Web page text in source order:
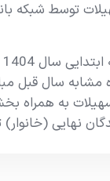
تسهیلات به